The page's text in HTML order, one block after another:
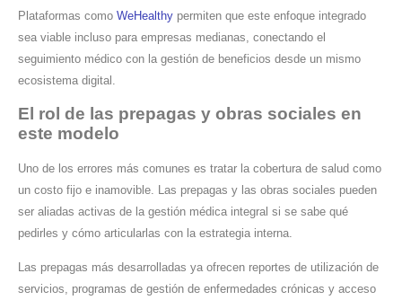
Plataformas como WeHealthy permiten que este enfoque integrado
sea viable incluso para empresas medianas, conectando el
seguimiento médico con la gestión de beneficios desde un mismo
ecosistema digital.
El rol de las prepagas y obras sociales en
este modelo
Uno de los errores más comunes es tratar la cobertura de salud como
un costo fijo e inamovible. Las prepagas y las obras sociales pueden
ser aliadas activas de la gestión médica integral si se sabe qué
pedirles y cómo articularlas con la estrategia interna.
Las prepagas más desarrolladas ya ofrecen reportes de utilización de
servicios, programas de gestión de enfermedades crónicas y acceso